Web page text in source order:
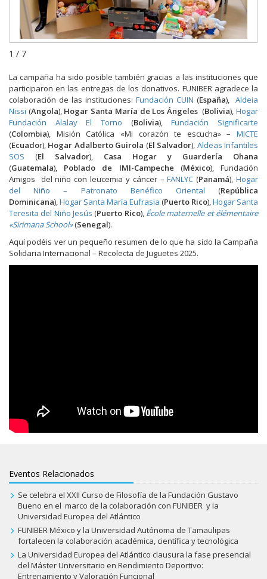
1 / 7
La campaña ha sido posible también gracias a las instituciones que
participaron en las entregas de los donativos. FUNIBER agradece la
colaboración de las instituciones: Fundación CUIN (España), Aldeia
Nissi (Angola), Hogar Santa María de Los Ángeles(Bolivia),Hogar
Fundación Alalay El Torno (Bolivia),Fundación Significarte
(Colombia), Misión Católica «Mi corazón te escucha» – MICTE
(Ecuador), Hogar Adalberto Guirola (El Salvador), Aldeas Infantiles
SOS (El Salvador), Casa Hogar y Guardería Ohana
(Guatemala), Poblado de IMI-Campeche (México), Fundación
Amigos del niño con leucemia y cáncer –FANLYC (Panamá),Hogar
del Niño – Patronato Benéfico Oriental (República
Dominicana),Hogar Santa María Eufrasia (Puerto Rico),Hogar Santa
Teresita del Niño Jesús (Puerto Rico), École maternelle et élémentaire
«Sirimana School»(Senegal).
Aquí podéis ver un pequeño resumen de lo que ha sido la Campaña
Solidaria Internacional – Recolecta de Juguetes 2025.
Eventos Relacionados
Se celebra el XXII Curso de Filosofía de la Fundación Gustavo
Bueno en el marco de la colaboración con FUNIBER y la
Universidad Europea del Atlántico
FUNIBER México y la Universidad Autónoma de Tamaulipas
fortalecen la colaboración académica, científica y tecnológica
La Universidad Europea del Atlántico clausura la fase presencial
del Máster Universitario en Rendimiento Deportivo:
Entrenamiento y Valoración Funcional